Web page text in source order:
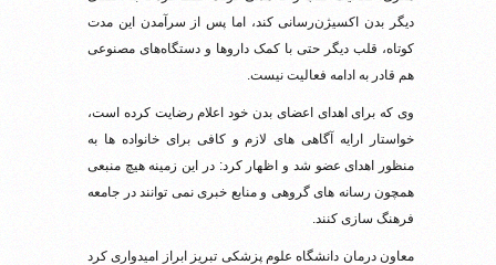
دیگر بدن اکسیژن‌رسانی کند، اما پس از سرآمدن این مدت
کوتاه، قلب دیگر حتی با کمک داروها و دستگاه‌های مصنوعی
هم قادر به ادامه‌ فعالیت نیست.
وی که برای اهدای اعضای بدن خود اعلام رضایت کرده است،
خواستار ارایه آگاهی های لازم و کافی برای خانواده ها به
منظور اهدای عضو شد و اظهار کرد: در این زمینه هیچ منبعی
همچون رسانه های گروهی و منابع خبری نمی توانند در جامعه
فرهنگ سازی کنند.
معاون درمان دانشگاه علوم پزشکی تبریز ابراز امیدواری کرد